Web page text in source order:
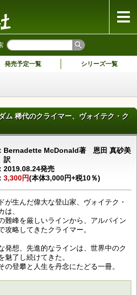
発売予定一覧 シリーズ一覧
ム 稀代のクライマー、ヴォイテク・ク
Bernadette McDonald著 恩田 真砂美
訳
2019.08.24発売
3,300円(本体3,000円+税10％)
が生んだ偉大な登山家、ヴォイテク・
は、
難峰を厳しいラインから、アルパイン
攻略してきたクライマー。
発想、先進的なラインは、世界中のク
魅了し続けてきた。
の登攀と人生を丹念にたどる一冊。